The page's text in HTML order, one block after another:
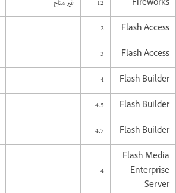
Fireworks
12 غير متاح
Flash Access
2
Flash Access
3
Flash Builder
4
Flash Builder
4.5
Flash Builder
4.7
Flash Media
Enterprise
Server
4